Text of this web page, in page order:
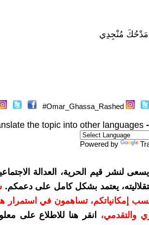
مَدْحُكَ مُنْجِدِي
Omar_Ghassa_Rashed#
the topic into other languages
Powered by
لنشر قيم الحرية، العدالة
يعتمد بشكل كامل على دعمكم.
أو أكثر حسب إمكانياتكم، تساهمون في استمرار
والتقدمي،
انقر هنا للاطلاع على